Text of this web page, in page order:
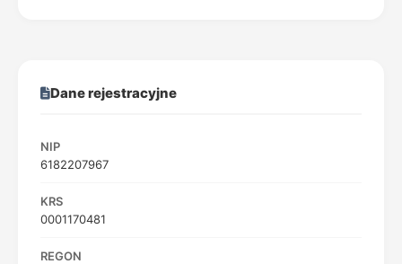
Dane rejestracyjne
NIP
6182207967
KRS
0001170481
REGON